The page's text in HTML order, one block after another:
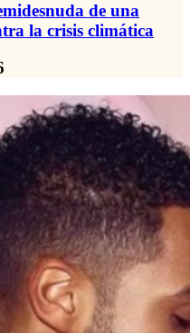
de una
la crisis climática